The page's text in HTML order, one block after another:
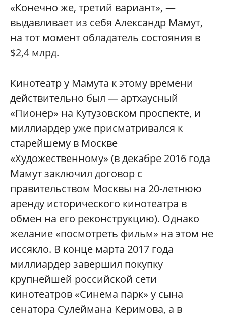
«Конечно же, третий вариант», —
выдавливает из себя Александр Мамут,
на тот момент обладатель состояния в
$2,4 млрд.
Кинотеатр у Мамута к этому времени
действительно был — артхаусный
«Пионер» на Кутузовском проспекте, и
миллиардер уже присматривался к
старейшему в Москве
«Художественному» (в декабре 2016 года
Мамут заключил договор с
правительством Москвы на 20-летнюю
аренду исторического кинотеатра в
обмен на его реконструкцию). Однако
желание «посмотреть фильм» на этом не
иссякло. В конце марта 2017 года
миллиардер завершил покупку
крупнейшей российской сети
кинотеатров «Синема парк» у сына
сенатора Сулеймана Керимова, а в